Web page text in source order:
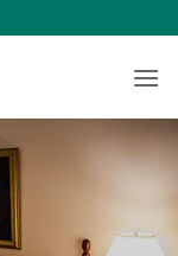
to
content